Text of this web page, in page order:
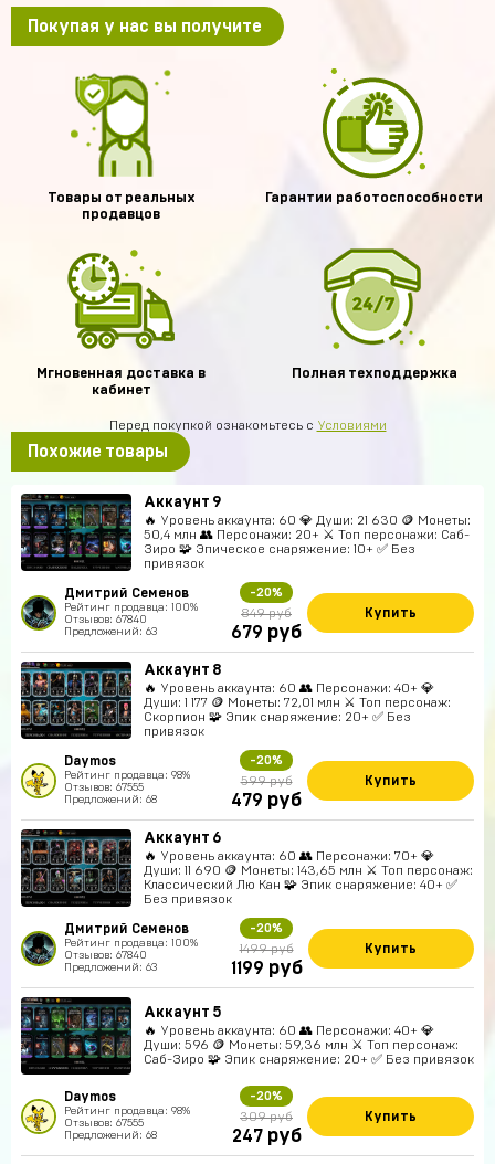
Покупая у нас вы получите
Товары от реальных
продавцов
Гарантии работоспособности
Мгновенная доставка в
кабинет
Полная техподдержка
Перед покупкой ознакомьтесь с Условиями
Похожие товары
Аккаунт 9
🔥 Уровень аккаунта: 60 💎 Души: 21 630 🪙 Монеты:
50,4 млн 👥 Персонажи: 20+ ⚔️ Топ персонажи: Саб-
Зиро 🧩 Эпическое снаряжение: 10+ ✅ Без
привязок
Дмитрий Семенов
Рейтинг продавца: 100%
Отзывов: 67840
Предложений: 63
-20%
849 руб
679 руб
Купить
Аккаунт 8
🔥 Уровень аккаунта: 60 👥 Персонажи: 40+ 💎
Души: 1 177 🪙 Монеты: 72,01 млн ⚔️ Топ персонаж:
Скорпион 🧩 Эпик снаряжение: 20+ ✅ Без
привязок
Daymos
Рейтинг продавца: 98%
Отзывов: 67555
Предложений: 68
-20%
599 руб
479 руб
Купить
Аккаунт 6
🔥 Уровень аккаунта: 60 👥 Персонажи: 70+ 💎
Души: 11 690 🪙 Монеты: 143,65 млн ⚔️ Топ персонаж:
Классический Лю Кан 🧩 Эпик снаряжение: 40+ ✅
Без привязок
Дмитрий Семенов
Рейтинг продавца: 100%
Отзывов: 67840
Предложений: 63
-20%
1499 руб
1199 руб
Купить
Аккаунт 5
🔥 Уровень аккаунта: 60 👥 Персонажи: 40+ 💎
Души: 596 🪙 Монеты: 59,36 млн ⚔️ Топ персонаж:
Саб-Зиро 🧩 Эпик снаряжение: 20+ ✅ Без привязок
Daymos
Рейтинг продавца: 98%
Отзывов: 67555
Предложений: 68
-20%
309 руб
247 руб
Купить